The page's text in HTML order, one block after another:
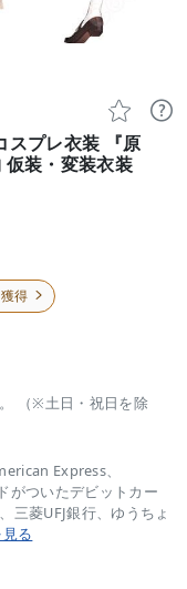
 
プレ衣装 『原
装・変装衣装
得 
（※土日・祝日を除
Express、
がついたデビットカー
三菱UFJ銀行、ゆうちょ
る